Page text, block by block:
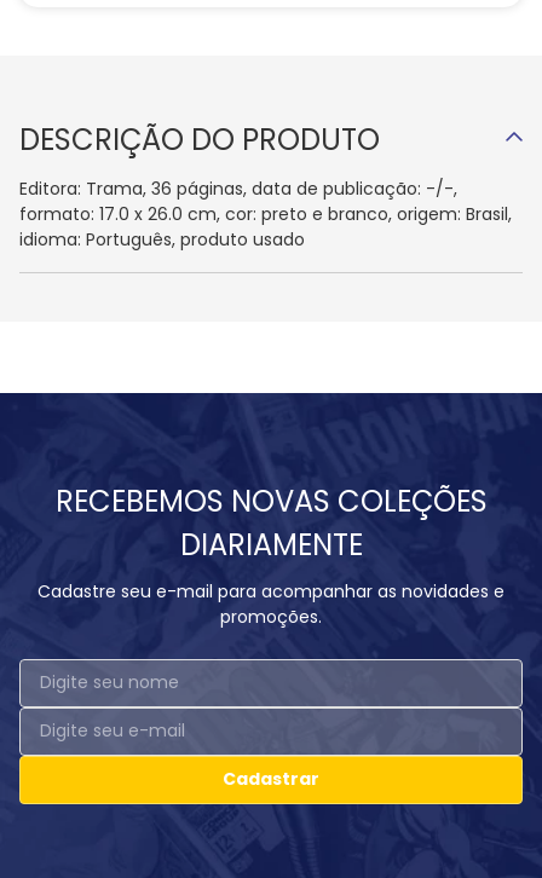
DESCRIÇÃO DO PRODUTO
Editora: Trama, 36 páginas, data de publicação: -/-,
formato: 17.0 x 26.0 cm, cor: preto e branco, origem: Brasil,
idioma: Português, produto usado
RECEBEMOS NOVAS COLEÇÕES
DIARIAMENTE
Cadastre seu e-mail para acompanhar as novidades e
promoções.
Cadastrar